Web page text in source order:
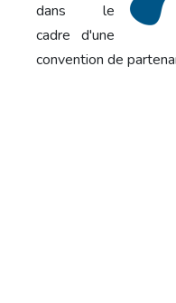
dans le
cadre d'une
convention de